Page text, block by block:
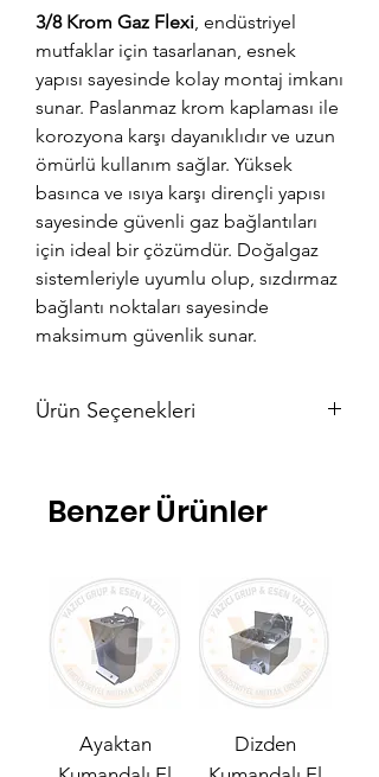
3/8 Krom Gaz Flexi, endüstriyel
mutfaklar için tasarlanan, esnek
yapısı sayesinde kolay montaj imkanı
sunar. Paslanmaz krom kaplaması ile
korozyona karşı dayanıklıdır ve uzun
ömürlü kullanım sağlar. Yüksek
basınca ve ısıya karşı dirençli yapısı
sayesinde güvenli gaz bağlantıları
için ideal bir çözümdür. Doğalgaz
sistemleriyle uyumlu olup, sızdırmaz
bağlantı noktaları sayesinde
maksimum güvenlik sunar.
Ürün Seçenekleri
30 cm
40 cm
60 cm
70 cm
80 cm
90 cm
100 cm
110 cm
130 cm
Benzer Ürünler
Ayaktan
Dizden